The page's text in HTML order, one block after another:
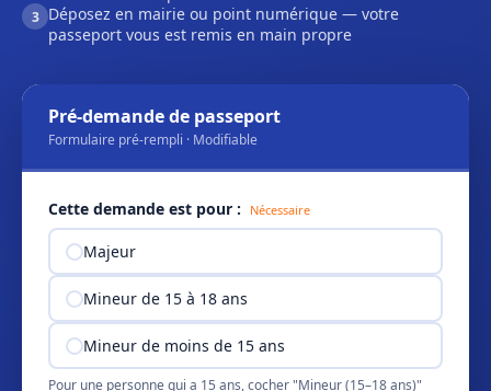
3 Déposez en mairie ou point numérique — votre
passeport vous est remis en main propre
Pré-demande de passeport
Formulaire pré-rempli · Modifiable
Cette demande est pour : Nécessaire
Majeur
Mineur de 15 à 18 ans
Mineur de moins de 15 ans
Pour une personne qui a 15 ans, cocher "Mineur (15–18 ans)"